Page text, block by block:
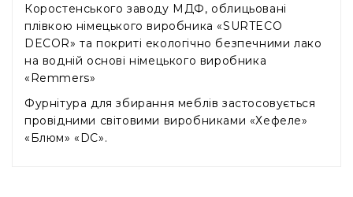
Коростенського заводу МДФ, облицьовані
плівкою німецького виробника «SURTECO
DECOR» та покриті екологічно безпечними лако
на водній основі німецького виробника
«Remmers»
Фурнітура для збирання меблів застосовується
провідними світовими виробниками «Хефеле»
«Блюм» «DC».